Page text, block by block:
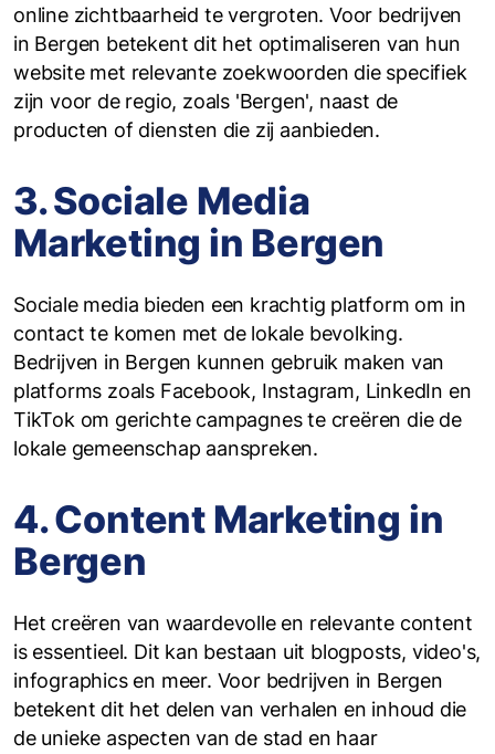
online zichtbaarheid te vergroten. Voor bedrijven
in Bergen betekent dit het optimaliseren van hun
website met relevante zoekwoorden die specifiek
zijn voor de regio, zoals 'Bergen', naast de
producten of diensten die zij aanbieden.
3. Sociale Media
Marketing in Bergen
Sociale media bieden een krachtig platform om in
contact te komen met de lokale bevolking.
Bedrijven in Bergen kunnen gebruik maken van
platforms zoals Facebook, Instagram, LinkedIn en
TikTok om gerichte campagnes te creëren die de
lokale gemeenschap aanspreken.
4. Content Marketing in
Bergen
Het creëren van waardevolle en relevante content
is essentieel. Dit kan bestaan uit blogposts, video's,
infographics en meer. Voor bedrijven in Bergen
betekent dit het delen van verhalen en inhoud die
de unieke aspecten van de stad en haar